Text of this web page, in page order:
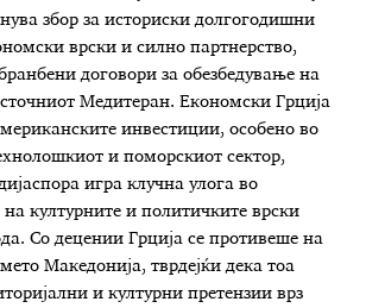
збор за историски долгогодишни
врски и силно партнерство,
договори за обезбедување на
Медитеран. Економски Грција
инвестиции, особено во
и поморскиот сектор,
игра клучна улога во
културните и политичките врски
Со децении Грција се противеше на
Македонија, тврдејќи дека тоа
и културни претензии врз